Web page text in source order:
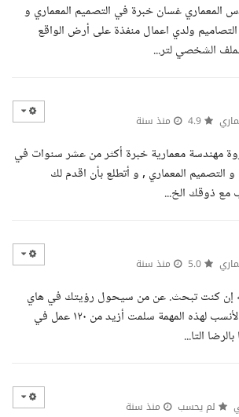
المعماري غسان خبرة في التصميم المعماري و
ولدي اعمال منفذة على أرض الواقع
الشخصي لتر...
منذ سنة
مهندسة معمارية خبرة أكثر من عشر سنوات في
التصميم المعماري , و أتطلع بأن اقدم لك
مع ذوقك الخ...
منذ سنة
إن كنت تبحث. عن من سيحول رؤيتك في هاي
إلى واقع و أحسن فأنا الأنسب لهذه المهمة سلمت أزيد من ١٢٠ عمل في
التا...
لم يحسب منذ سنة